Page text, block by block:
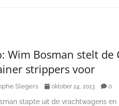
Wim Bosman stelt de
strippers voor
Slegers oktober 24, 2013 0
stapte uit de vrachtwagens en